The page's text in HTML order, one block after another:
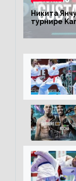
Никита
турнире